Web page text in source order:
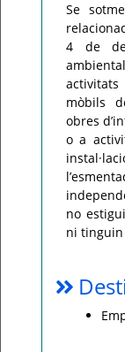
Se
4 de
mòbils
obres
o a
no
ni tinguin